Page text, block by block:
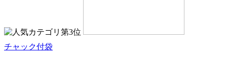
チャック付袋